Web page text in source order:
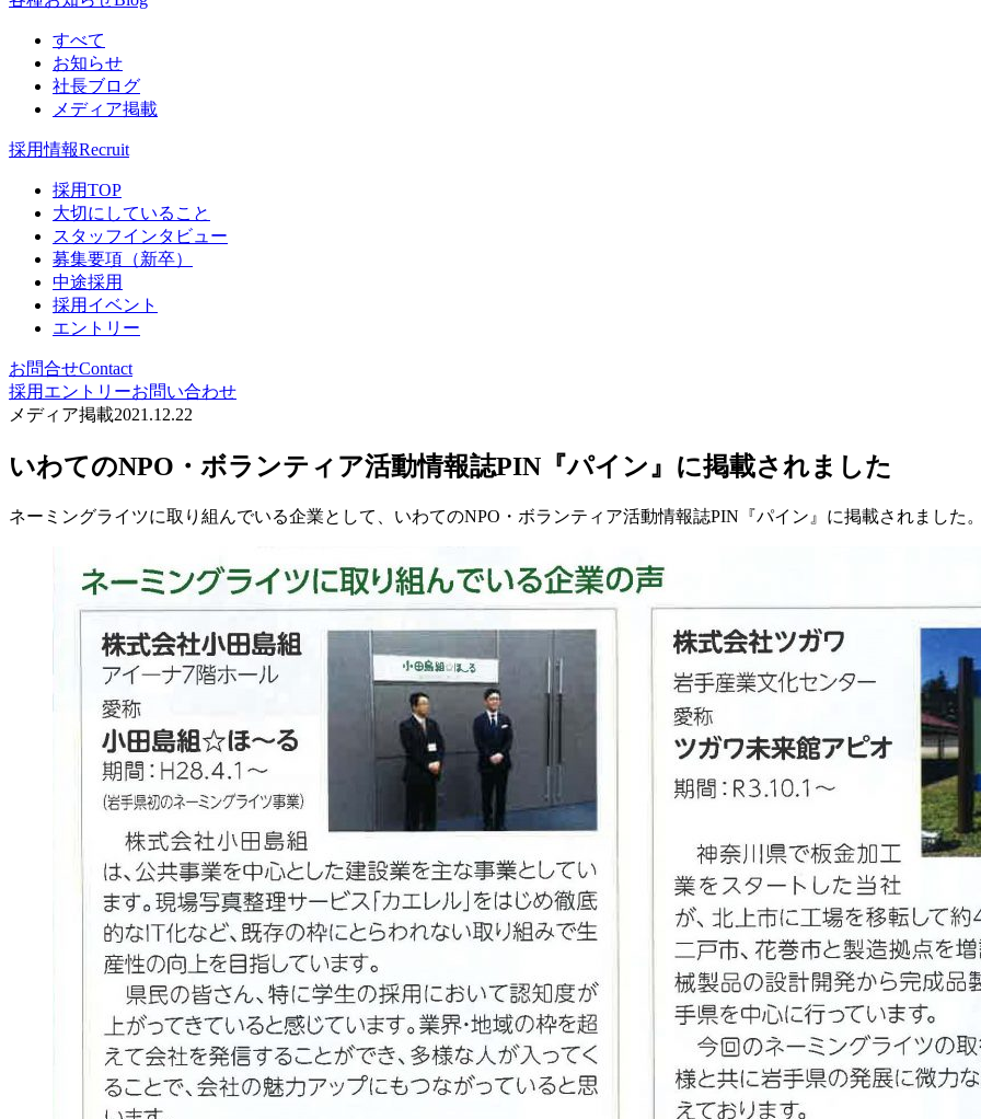
すべて
お知らせ
社長ブログ
メディア掲載
採用情報Recruit
採用TOP
大切にしていること
スタッフインタビュー
募集要項（新卒）
中途採用
採用イベント
エントリー
お問合せContact
採用エントリーお問い合わせ
メディア掲載2021.12.22
いわてのNPO・ボランティア活動情報誌PIN『パイン』に掲載されました
ネーミングライツに取り組んでいる企業として、いわてのNPO・ボランティア活動情報誌PIN『パイン』に掲載されました